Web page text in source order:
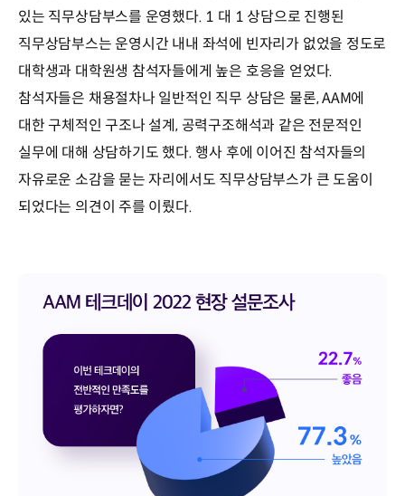
있는 직무상담부스를 운영했다. 1 대 1 상담으로 진행된
직무상담부스는 운영시간 내내 좌석에 빈자리가 없었을 정도로
대학생과 대학원생 참석자들에게 높은 호응을 얻었다.
참석자들은 채용절차나 일반적인 직무 상담은 물론, AAM에
대한 구체적인 구조나 설계, 공력구조해석과 같은 전문적인
실무에 대해 상담하기도 했다. 행사 후에 이어진 참석자들의
자유로운 소감을 묻는 자리에서도 직무상담부스가 큰 도움이
되었다는 의견이 주를 이뤘다.